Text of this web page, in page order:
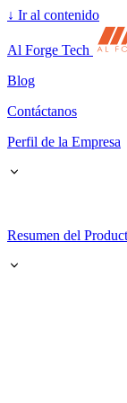
↓ Ir al contenido
Al Forge Tech
Blog
Contáctanos
Perfil de la Empresa
Resumen del